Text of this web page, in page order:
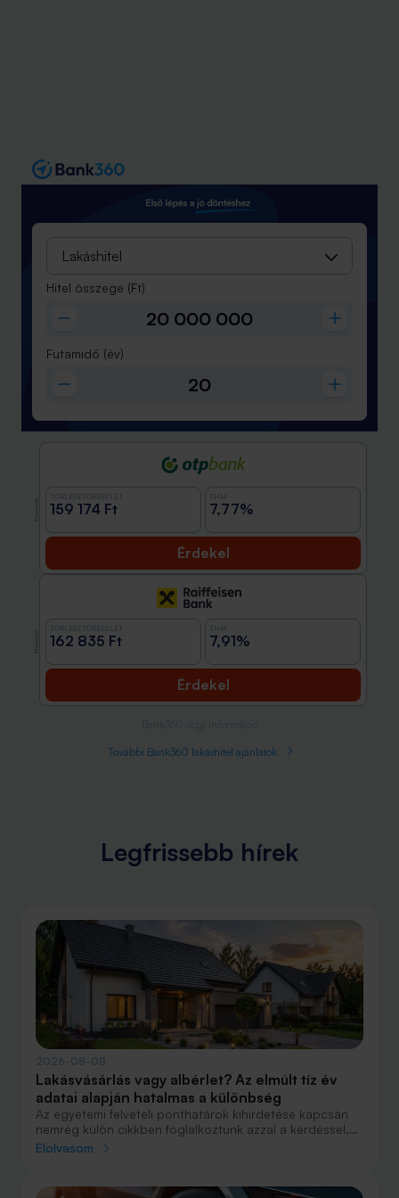
Lakáshitel
Hitel összege (Ft)
Futamidő (év)
159 174 Ft 7,77%
Érdekel
162 835 Ft 7,91%
Érdekel
További Bank360 lakáshitel ajánlatok
Legfrissebb hírek
Lakásvásárlás vagy albérlet? Az elmúlt tíz év
adatai alapján hatalmas a különbség
Az egyetemi felvételi ponthatárok kihirdetése kapcsán
nemrég külön cikkben foglalkoztunk azzal a kérdéssel,
hogy lakást venni vagy vásárolni éri meg jobban. Előző
csak teheti, annak mindenképpen megéri a
Elolvasom